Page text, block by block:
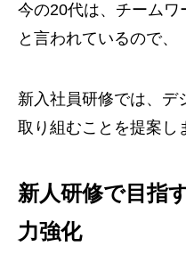
今の20代は、チームワ
と言われているので、
新入社員研修では、デ
取り組むことを提案し
新人研修で目指
力強化